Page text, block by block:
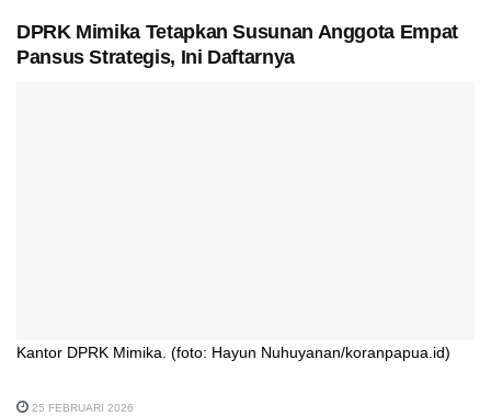
DPRK Mimika Tetapkan Susunan Anggota Empat
Pansus Strategis, Ini Daftarnya
Kantor DPRK Mimika. (foto: Hayun Nuhuyanan/koranpapua.id)
25 FEBRUARI 2026